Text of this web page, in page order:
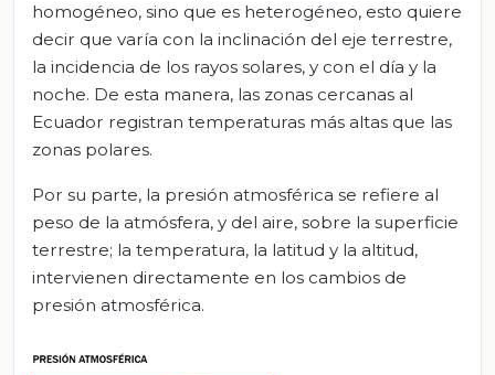
homogéneo, sino que es heterogéneo, esto quiere
decir que varía con la inclinación del eje terrestre,
la incidencia de los rayos solares, y con el día y la
noche. De esta manera, las zonas cercanas al
Ecuador registran temperaturas más altas que las
zonas polares.
Por su parte, la presión atmosférica se refiere al
peso de la atmósfera, y del aire, sobre la superficie
terrestre; la temperatura, la latitud y la altitud,
intervienen directamente en los cambios de
presión atmosférica.